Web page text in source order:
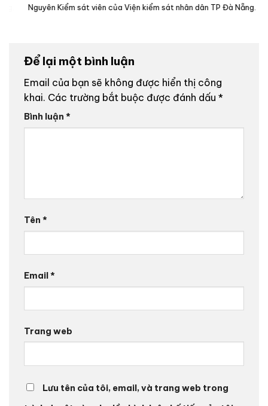
Nguyên Kiểm sát viên của Viện kiểm sát nhân dân TP Đà Nẵng.
Để lại một bình luận
Email của bạn sẽ không được hiển thị công
khai. Các trường bắt buộc được đánh dấu *
Bình luận *
Tên *
Email*
Trang web
Lưu tên của tôi, email, và trang web trong